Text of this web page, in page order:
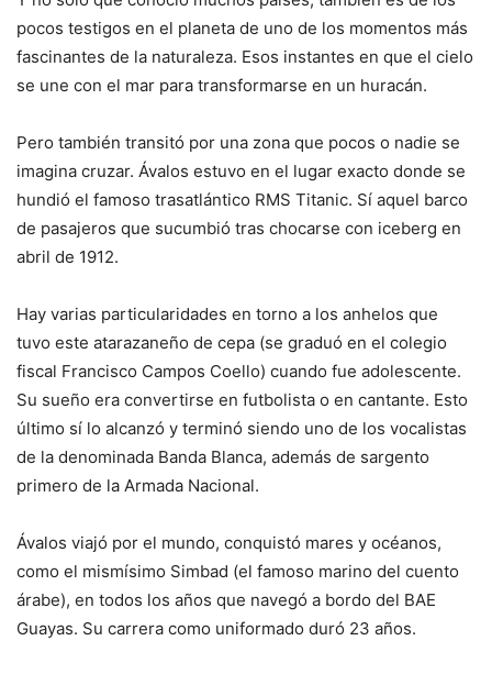
pocos testigos en el planeta de uno de los momentos más
fascinantes de la naturaleza. Esos instantes en que el cielo
se une con el mar para transformarse en un huracán.
Pero también transitó por una zona que pocos o nadie se
imagina cruzar. Ávalos estuvo en el lugar exacto donde se
hundió el famoso trasatlántico RMS Titanic. Sí aquel barco
de pasajeros que sucumbió tras chocarse con iceberg en
abril de 1912.
Hay varias particularidades en torno a los anhelos que
tuvo este atarazaneño de cepa (se graduó en el colegio
fiscal Francisco Campos Coello) cuando fue adolescente.
Su sueño era convertirse en futbolista o en cantante. Esto
último sí lo alcanzó y terminó siendo uno de los vocalistas
de la denominada Banda Blanca, además de sargento
primero de la Armada Nacional.
Ávalos viajó por el mundo, conquistó mares y océanos,
como el mismísimo Simbad (el famoso marino del cuento
árabe), en todos los años que navegó a bordo del BAE
Guayas. Su carrera como uniformado duró 23 años.